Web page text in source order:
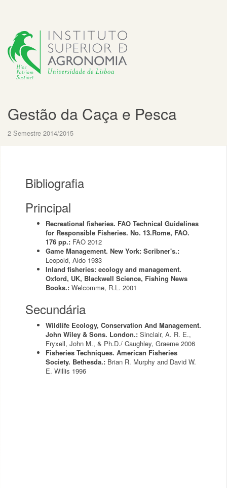
Gestão da Caça e Pesca
2 Semestre 2014/2015
Bibliografia
Principal
Recreational fisheries. FAO Technical Guidelines
for Responsible Fisheries. No. 13.Rome, FAO.
176 pp.: FAO 2012
Game Management. New York: Scribner's.:
Leopold, Aldo 1933
Inland fisheries: ecology and management.
Oxford, UK, Blackwell Science, Fishing News
Books.: Welcomme, R.L. 2001
Secundária
Wildlife Ecology, Conservation And Management.
John Wiley & Sons. London.: Sinclair, A. R. E.,
Fryxell, John M., & Ph.D./ Caughley, Graeme 2006
Fisheries Techniques. American Fisheries
Society. Bethesda.: Brian R. Murphy and David W.
E. Willis 1996